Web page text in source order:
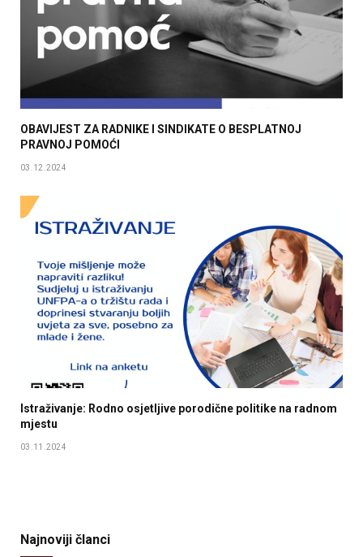
OBAVIJEST ZA RADNIKE I SINDIKATE O BESPLATNOJ
PRAVNOJ POMOĆI
03.12.2024
Istraživanje: Rodno osjetljive porodične politike na radnom
mjestu
03.11.2024
Najnoviji članci